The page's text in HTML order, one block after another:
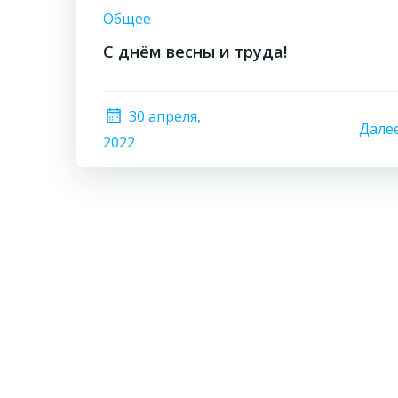
Общее
С днём весны и труда!
30 апреля,
2022